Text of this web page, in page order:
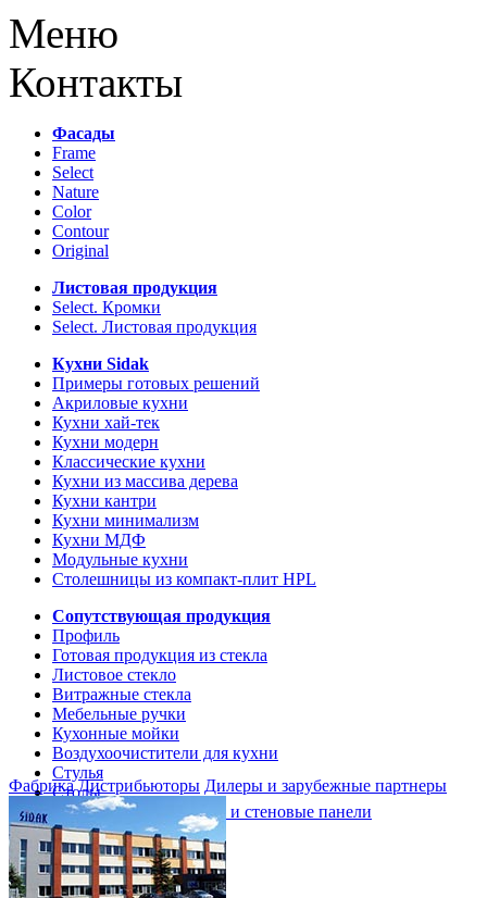
Меню
Контакты
Фасады
Frame
Select
Nature
Color
Contour
Original
Листовая продукция
Select. Кромки
Select. Листовая продукция
Кухни Sidak
Примеры готовых решений
Акриловые кухни
Кухни хай-тек
Кухни модерн
Классические кухни
Кухни из массива дерева
Кухни кантри
Кухни минимализм
Кухни МДФ
Модульные кухни
Столешницы из компакт-плит HPL
Сопутствующая продукция
Профиль
Готовая продукция из стекла
Листовое стекло
Витражные стекла
Мебельные ручки
Кухонные мойки
Воздухоочистители для кухни
Стулья
Столы
Кухонные столешницы и стеновые панели
Кухни и мебель
Кухни Softline Marine
Кухни Сидак-СП
Фабрика Дистрибьюторы Дилеры и зарубежные партнеры